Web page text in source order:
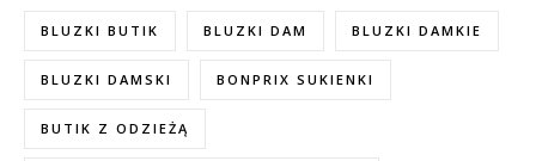
BLUZKI BUTIK BLUZKI DAM BLUZKI DAMKIE
BLUZKI DAMSKI BONPRIX SUKIENKI
BUTIK Z ODZIEŻĄ